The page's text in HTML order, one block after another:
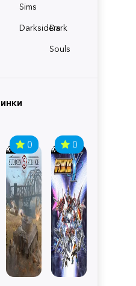
Sims
Darksiders
Dark
Souls
0 0